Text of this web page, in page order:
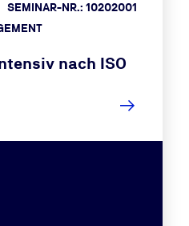
SEMINAR-NR.: 10202001
nach ISO